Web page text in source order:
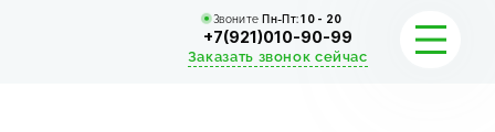
Звоните Пн-Пт:10 - 20
+7(921)010-90-99
Заказать звонок сейчас